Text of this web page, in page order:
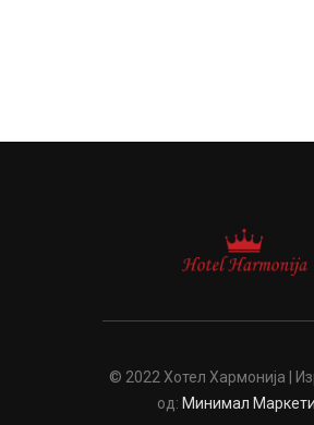
© 2022 Хотел Хармонија |
од: Минимал